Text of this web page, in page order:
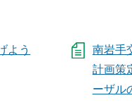
よう
南岩手
計画策
ーザル